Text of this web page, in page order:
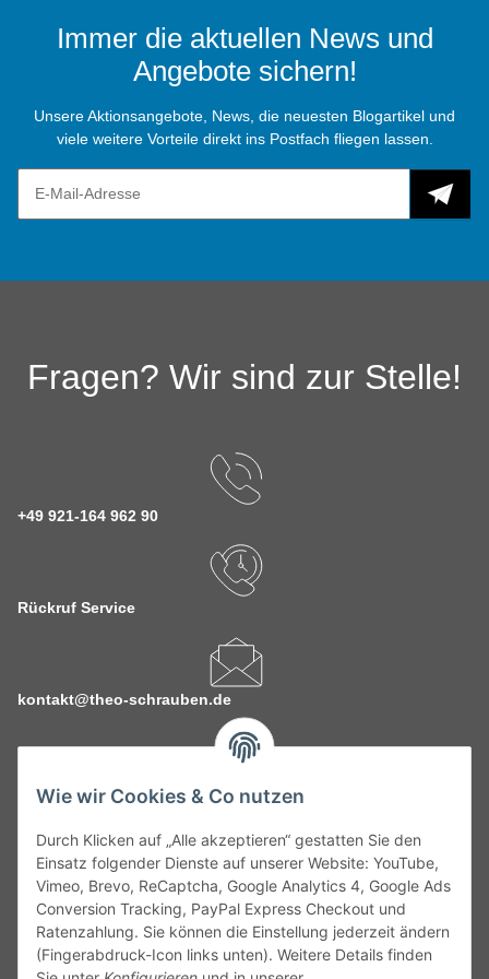
Wie wir Cookies & Co nutzen
Durch Klicken auf „Alle akzeptieren“ gestatten Sie den
Einsatz folgender Dienste auf unserer Website: YouTube,
Vimeo, Brevo, ReCaptcha, Google Analytics 4, Google Ads
Conversion Tracking, PayPal Express Checkout und
Ratenzahlung. Sie können die Einstellung jederzeit ändern
(Fingerabdruck-Icon links unten). Weitere Details finden
Immer die aktuellen News und
Angebote sichern!
Unsere Aktionsangebote, News, die neuesten Blogartikel und
viele weitere Vorteile direkt ins Postfach fliegen lassen.
Fragen? Wir sind zur Stelle!
+49 921-164 962 90
Rückruf Service
kontakt@theo-schrauben.de
Service
Gesetzliche Informationen
Alle technischen Angaben ohne Gewähr. Irrtümer und fehlerhafte